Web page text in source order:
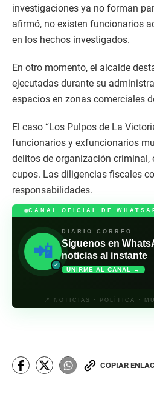
investigaciones ya no forman
afirmó, no existen funcionarios
en los hechos investigados.
En otro momento, el alcalde
ejecutadas durante su
espacios en zonas comerciales
El caso “Los Pulpos de La
funcionarios y exfuncionarios
delitos de organización criminal,
cupos. Las diligencias fiscales
responsabilidades.
CANAL OFICIAL DE
📲
✓
DIARIO CORREO
Síguenos en
noticias al instante
UNIRME AL CANAL →
📍 NOTICIAS · POLÍTICA ·
COPIAR